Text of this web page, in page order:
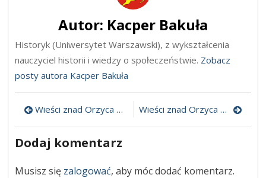
16
Autor: Kacper Bakuła
Historyk (Uniwersytet Warszawski), z wykształcenia
nauczyciel historii i wiedzy o społeczeństwie. Zobacz
posty autora Kacper Bakuła
Nawigacja
wpisu
Wieści znad Orzyca Nr 15 Wieści znad Orzyca Nr 17
Dodaj komentarz
Musisz się zalogować, aby móc dodać komentarz.